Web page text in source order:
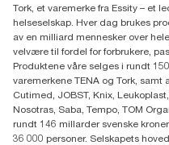
Fredrik Selmers vei 6
0603 OSLO
Tork, et varemerke fra Essity – et
helseselskap. Hver dag brukes
av en milliard mennesker over
velvære til fordel for forbrukere,
Produktene våre selges i rundt
varemerkene TENA og Tork,
Cutimed, JOBST, Knix,
Nosotras, Saba, Tempo, TOM
rundt 146 millarder svenske
36 000 personer. Selskapets